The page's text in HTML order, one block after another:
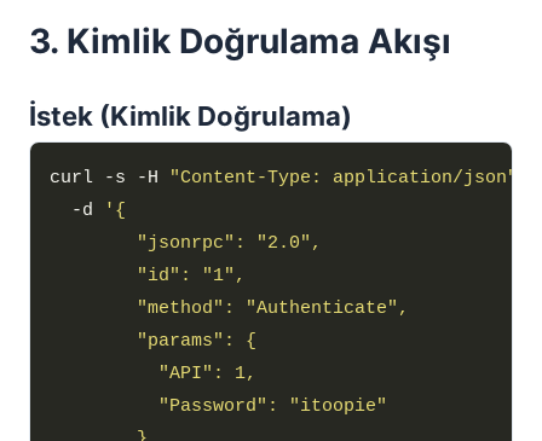
3. Kimlik Doğrulama Akışı
İstek (Kimlik Doğrulama)
curl -s -H "Content-Type: application/json"
  -d